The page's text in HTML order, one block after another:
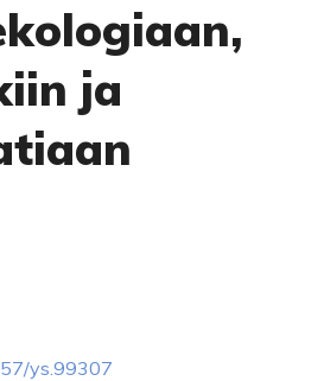
ja
ys.99307